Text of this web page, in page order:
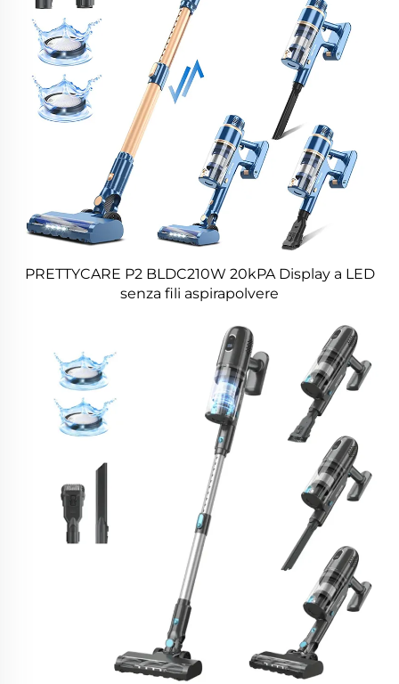
PRETTYCARE P2 BLDC210W 20kPA Display a LED
senza fili aspirapolvere